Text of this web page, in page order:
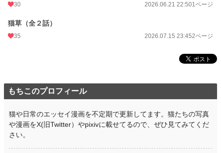
30 2026.06.21 22:501ページ
猫草（全２話）
35 2026.07.15 23:452ページ
もちこのプロフィール
猫や日常のエッセイ漫画を不定期で更新してます。猫たちの写真
や漫画をX(旧Twitter）やpixivに載せてるので、ぜひ見てみてくだ
さい。